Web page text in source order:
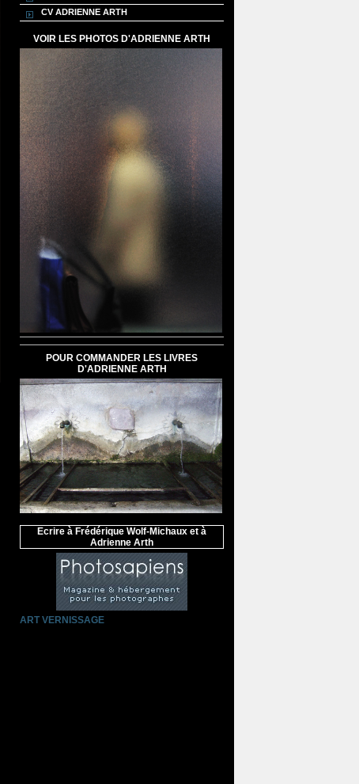
CV ADRIENNE ARTH
VOIR LES PHOTOS D'ADRIENNE ARTH
POUR COMMANDER LES LIVRES
D'ADRIENNE ARTH
Ecrire à Frédérique Wolf-Michaux et à
Adrienne Arth
ART VERNISSAGE